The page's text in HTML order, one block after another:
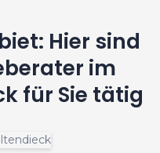
Hier sind
im
für Sie tätig